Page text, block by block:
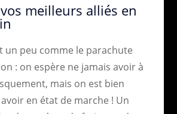
meilleurs alliés en
un peu comme le parachute
: on espère ne jamais avoir à
mais on est bien
en état de marche ! Un